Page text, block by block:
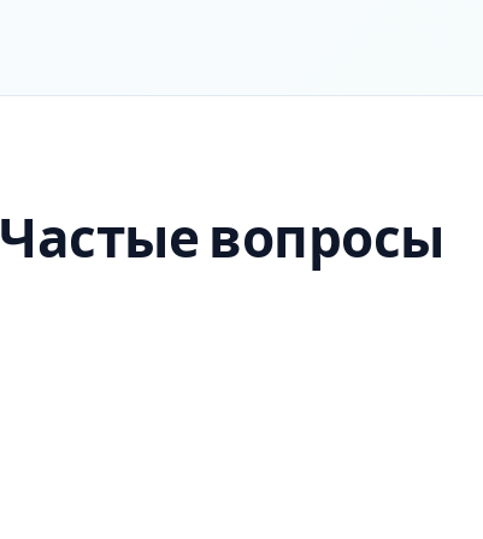
Частые вопросы